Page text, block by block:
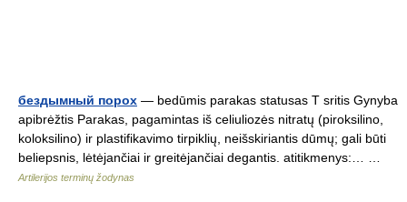
бездымный порох — bedūmis parakas statusas T sritis Gynyba
apibrėžtis Parakas, pagamintas iš celiuliozės nitratų (piroksilino,
koloksilino) ir plastifikavimo tirpiklių, neišskiriantis dūmų; gali būti
beliepsnis, lėtėjančiai ir greitėjančiai degantis. atitikmenys:… …
Artilerijos terminų žodynas